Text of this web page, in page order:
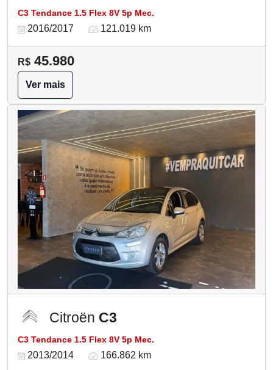
C3 Tendance 1.5 Flex 8V 5p Mec.
2016/2017 121.019 km
R$ 45.980
Ver mais
Citroën C3
C3 Tendance 1.5 Flex 8V 5p Mec.
2013/2014 166.862 km